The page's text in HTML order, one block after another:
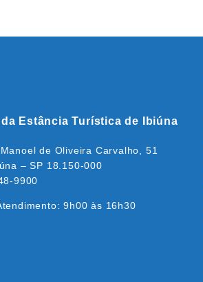
Estância Turística de Ibiúna
de Oliveira Carvalho, 51
– SP 18.150-000
9900
9h00 às 16h30